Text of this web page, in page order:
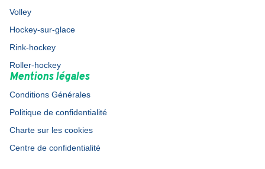
Volley
Hockey-sur-glace
Rink-hockey
Roller-hockey
Mentions légales
Conditions Générales
Politique de confidentialité
Charte sur les cookies
Centre de confidentialité